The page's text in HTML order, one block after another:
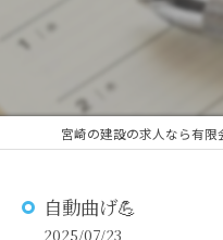
宮崎の建設の求人なら有限
自動曲げ💪
2025/07/23